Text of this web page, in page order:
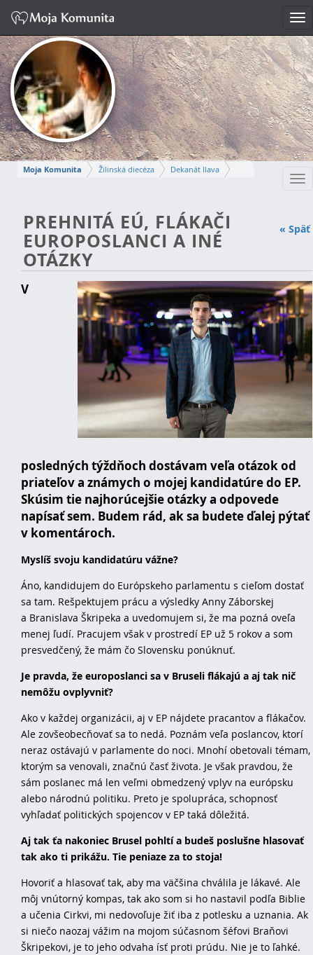
Moja Komunita Žilinská diecéza
Dekanát Ilava
PETER
Napísať správu
« Späť
PREHNITÁ EÚ, FLÁKAČI
EUROPOSLANCI A INÉ
OTÁZKY
V
posledných týždňoch dostávam veľa otázok od
priateľov a známych o mojej kandidatúre do EP.
Skúsim tie najhorúcejšie otázky a odpovede
napísať sem. Budem rád, ak sa budete ďalej pýtať
v komentároch.
Myslíš svoju kandidatúru vážne?
Áno, kandidujem do Európskeho parlamentu s cieľom dostať
sa tam. Rešpektujem prácu a výsledky Anny Záborskej
a Branislava Škripeka a uvedomujem si, že ma pozná oveľa
menej ľudí. Pracujem však v prostredí EP už 5 rokov a som
presvedčený, že mám čo Slovensku ponúknuť.
Je pravda, že europoslanci sa v Bruseli flákajú a aj tak nič
nemôžu ovplyvniť?
Ako v každej organizácii, aj v EP nájdete pracantov a flákačov.
Ale zovšeobecňovať sa to nedá. Poznám veľa poslancov, ktorí
neraz ostávajú v parlamente do noci. Mnohí obetovali témam,
ktorým sa venovali, značnú časť života. Je však pravdou, že
sám poslanec má len veľmi obmedzený vplyv na európsku
alebo národnú politiku. Preto je spolupráca, schopnosť
vyhľadať politických spojencov v EP taká dôležitá.
Aj tak ťa nakoniec Brusel pohltí a budeš poslušne hlasovať
tak ako ti prikážu. Tie peniaze za to stoja!
Hovoriť a hlasovať tak, aby ma väčšina chválila je lákavé. Ale
môj vnútorný kompas, tak ako som si ho nastavil podľa Biblie
a učenia Cirkvi, mi nedovoľuje žiť iba z potlesku a uznania. Ak
si niečo naozaj vážim na mojom súčasnom šéfovi Braňovi
Škripekovi, je to jeho odvaha ísť proti prúdu. Nie je to ľahké.